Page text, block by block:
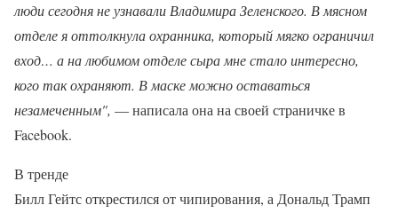
люди сегодня не узнавали Владимира Зеленского. В мясном
отделе я оттолкнула охранника, который мягко ограничил
вход… а на любимом отделе сыра мне стало интересно,
кого так охраняют. В маске можно оставаться
незамеченным", — написала она на своей страничке в
Facebook.
В тренде
Билл Гейтс открестился от чипирования, а Дональд Трамп